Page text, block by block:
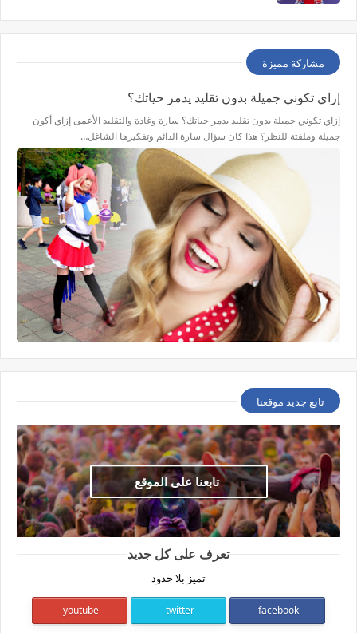
مشاركة مميزة
إزاي تكوني جميلة بدون تقليد يدمر حياتك؟
إزاي تكوني جميلة بدون تقليد يدمر حياتك؟ سارة وغادة والتقليد الأعمى إزاي أكون
جميلة وملفتة للنظر؟ هذا كان سؤال سارة الدائم وتفكيرها الشاغل…
تابع جديد موقعنا
تابعنا على الموقع
تعرف على كل جديد
تميز بلا حدود
facebook
twitter
youtube